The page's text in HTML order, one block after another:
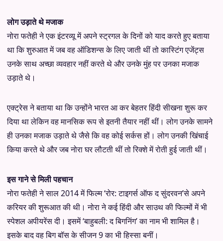
लोग उड़ाते थे मजाक
नोरा फतेही ने एक इंटरव्यू में अपने स्ट्रगल के दिनों को याद करते हुए बताया
था कि शुरुआत में जब वह ऑडिशन्‍स के लिए जाती थीं तो कास्टिंग एजेंट्स
उनके साथ अच्छा व्यवहार नहीं करते थे और उनके मुंह पर उनका मजाक
उड़ाते थे।
एक्ट्रेस ने बताया था कि उन्होंने भारत आ कर बेहतर हिंदी सीखना शुरू कर
दिया था लेकिन वह मानसिक रूप से इतनी तैयार नहीं थीं। लोग उनके सामने
ही उनका मजाक उड़ाते थे जैसे कि वह कोई सर्कस हों। लोग उनकी खिंचाई
किया करते थे और जब नोरा घर लौटती थीं तो रिक्‍शे में रोती हुई जाती थीं।
इस गाने से मिली पहचान
नोरा फतेही ने साल 2014 में फिल्म ‘रोर: टाइगर्स ऑफ द सुंदरवन’से अपने
करियर की शुरूआत की थी। नोरा ने कई हिंदी और साउथ की फिल्मों में भी
स्पेशल अपीयरेंस दी। इसमें ‘बाहुबली: द बिगनिंग’ का नाम भी शामिल है।
इसके बाद वह बिग बॉस के सीजन 9 का भी हिस्सा बनीं।